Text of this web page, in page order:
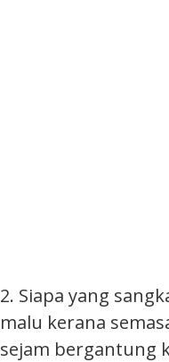
2. Siapa yang
malu kerana
sejam bergantung